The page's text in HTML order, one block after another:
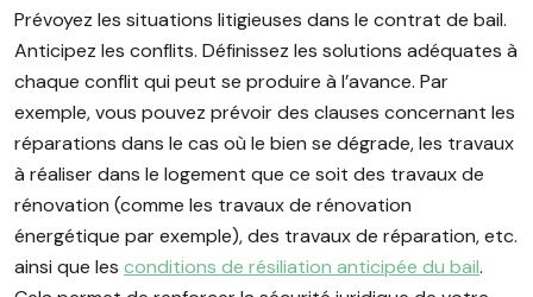
Prévoyez les situations litigieuses dans le contrat de bail.
Anticipez les conflits. Définissez les solutions adéquates à
chaque conflit qui peut se produire à l’avance. Par
exemple, vous pouvez prévoir des clauses concernant les
réparations dans le cas où le bien se dégrade, les travaux
à réaliser dans le logement que ce soit des travaux de
rénovation (comme les travaux de rénovation
énergétique par exemple), des travaux de réparation, etc.
ainsi que les conditions de résiliation anticipée du bail.